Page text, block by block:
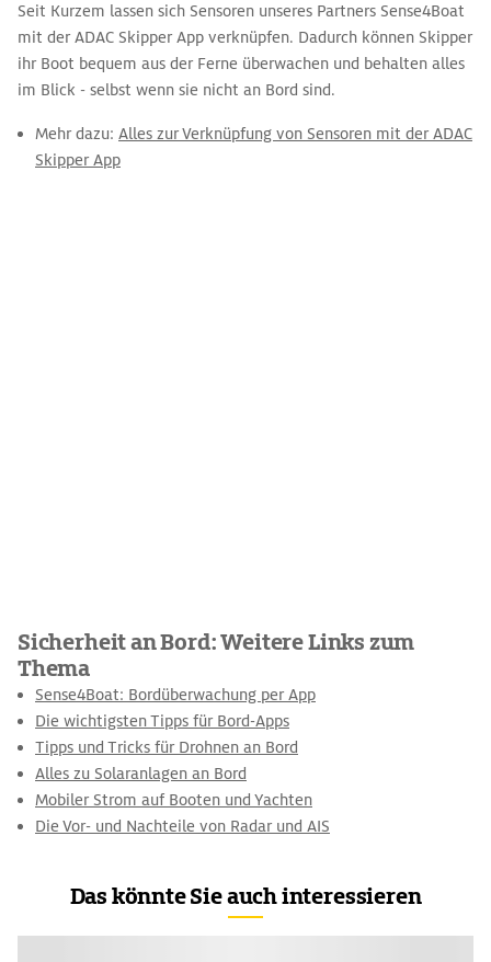
Seit Kurzem lassen sich Sensoren unseres Partners Sense4Boat
mit der ADAC Skipper App verknüpfen. Dadurch können Skipper
ihr Boot bequem aus der Ferne überwachen und behalten alles
im Blick - selbst wenn sie nicht an Bord sind.
Mehr dazu: Alles zur Verknüpfung von Sensoren mit der ADAC
Skipper App
Sicherheit an Bord: Weitere Links zum
Thema
Sense4Boat: Bordüberwachung per App
Die wichtigsten Tipps für Bord-Apps
Tipps und Tricks für Drohnen an Bord
Alles zu Solaranlagen an Bord
Mobiler Strom auf Booten und Yachten
Die Vor- und Nachteile von Radar und AIS
Das könnte Sie auch interessieren